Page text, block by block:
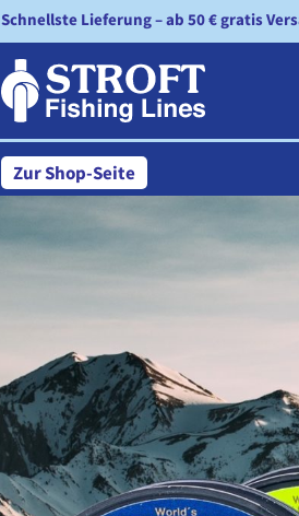
Schnellste Lieferung – ab 50 € gratis
Zur Shop-Seite